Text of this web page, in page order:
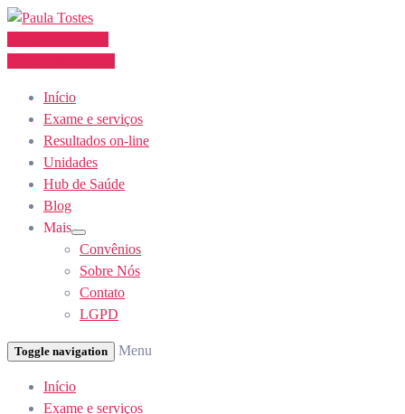
Skip
Início
Exame e serviços
Resultados on-line
Unidades
Hub de Saúde
Blog
Mais
Show
sub
menu
Convênios
Sobre Nós
Contato
LGPD
Toggle navigation Menu
Início
Exame e serviços